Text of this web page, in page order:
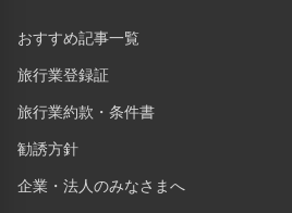
おすすめ記事一覧
旅行業登録証
旅行業約款・条件書
勧誘方針
企業・法人のみなさまへ